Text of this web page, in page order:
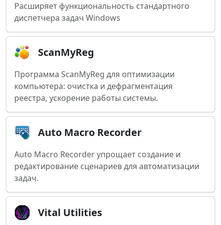
Расширяет функциональность стандартного
диспетчера задач Windows
ScanMyReg
Программа ScanMyReg для оптимизации
компьютера: очистка и дефрагментация
реестра, ускорение работы системы.
Auto Macro Recorder
Auto Macro Recorder упрощает создание и
редактирование сценариев для автоматизации
задач.
Vital Utilities